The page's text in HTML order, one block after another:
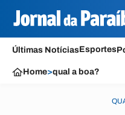
Últimas NotíciasEsportes
Home>qual a boa?